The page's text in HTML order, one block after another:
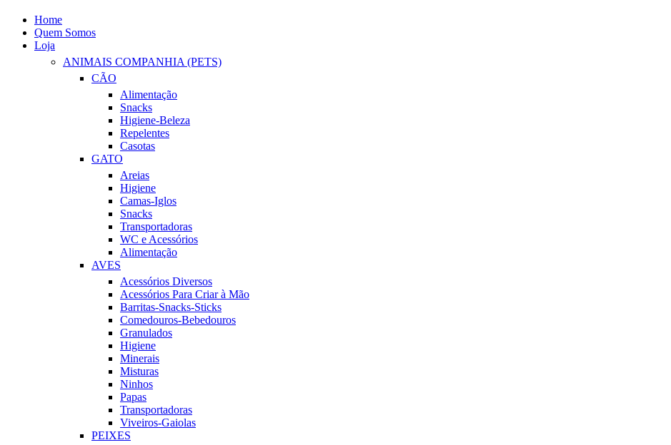
Home
Quem Somos
Loja
ANIMAIS COMPANHIA (PETS)
CÃO
Alimentação
Snacks
Higiene-Beleza
Repelentes
Casotas
GATO
Areias
Higiene
Camas-Iglos
Snacks
Transportadoras
WC e Acessórios
Alimentação
AVES
Acessórios Diversos
Acessórios Para Criar à Mão
Barritas-Snacks-Sticks
Comedouros-Bebedouros
Granulados
Higiene
Minerais
Misturas
Ninhos
Papas
Transportadoras
Viveiros-Gaiolas
PEIXES